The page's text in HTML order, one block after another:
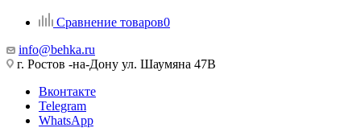
Сравнение товаров0
info@behka.ru
г. Ростов -на-Дону ул. Шаумяна 47В
Вконтакте
Telegram
WhatsApp